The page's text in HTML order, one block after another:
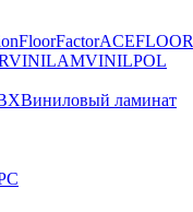
FloorFactorACEFLOOR
VINILAMVINILPOL
Виниловый ламинат